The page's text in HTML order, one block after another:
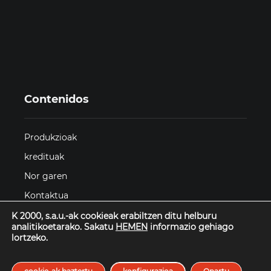
Contenidos
Produkzioak
kredituak
Nor garen
Kontaktua
Datos Privacidad
K 2000, s.a.u.-ak cookieak erabiltzen ditu helburu
analitikoetarako. Sakatu HEMEN informazio gehiago
lortzeko.